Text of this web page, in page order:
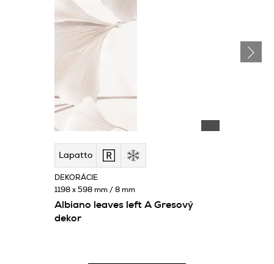
Lapatto
Albiano leaves left A Gresový
dekor
DEKORÁCIE
1198 x 598 mm / 8 mm